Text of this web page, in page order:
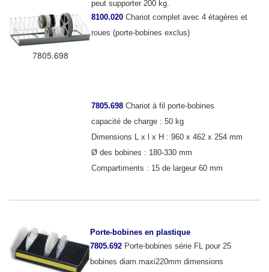
7805.698
peut supporter 200 kg.
8100.020 Chariot complet avec 4 étagères et
roues (porte-bobines exclus)
7805.698 Chariot à fil porte-bobines
capacité de charge : 50 kg
Dimensions L x l x H : 960 x 462 x 254 mm
Ø des bobines : 180-330 mm
Compartiments : 15 de largeur 60 mm
Porte-bobines en plastique
7805.692 Porte-bobines série FL pour 25
bobines diam.maxi220mm dimensions